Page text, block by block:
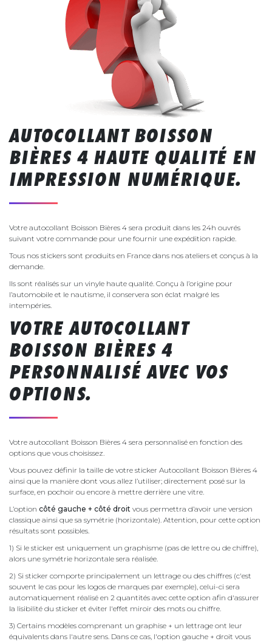
AUTOCOLLANT BOISSON
BIÈRES 4 HAUTE QUALITÉ EN
IMPRESSION NUMÉRIQUE.
Votre autocollant Boisson Bières 4 sera produit dans les 24h ouvrés
suivant votre commande pour une fournir une expédition rapide.
Tous nos stickers sont produits en France dans nos ateliers et conçus à la
demande.
Ils sont réalisés sur un vinyle haute qualité. Conçu à l’origine pour
l’automobile et le nautisme, il conservera son éclat malgré les
intempéries.
VOTRE AUTOCOLLANT
BOISSON BIÈRES 4
PERSONNALISÉ AVEC VOS
OPTIONS.
Votre autocollant Boisson Bières 4 sera personnalisé en fonction des
options que vous choisissez.
Vous pouvez définir la taille de votre sticker Autocollant Boisson Bières 4
ainsi que la manière dont vous allez l’utiliser; directement posé sur la
surface, en pochoir ou encore à mettre derrière une vitre.
L’option côté gauche + côté droit vous permettra d’avoir une version
classique ainsi que sa symétrie (horizontale). Attention, pour cette option
résultats sont possibles.
1) Si le sticker est uniquement un graphisme (pas de lettre ou de chiffre),
alors une symétrie horizontale sera réalisée.
2) Si sticker comporte principalement un lettrage ou des chiffres (c'est
souvent le cas pour les logos de marques par exemple), celui-ci sera
automatiquement réalisé en 2 quantités avec cette option afin d'assurer
la lisibilité du sticker et éviter l'effet miroir des mots ou chiffre.
3) Certains modèles comprenant un graphise + un lettrage ont leur
équivalents dans l'autre sens. Dans ce cas, l'option gauche + droit vous